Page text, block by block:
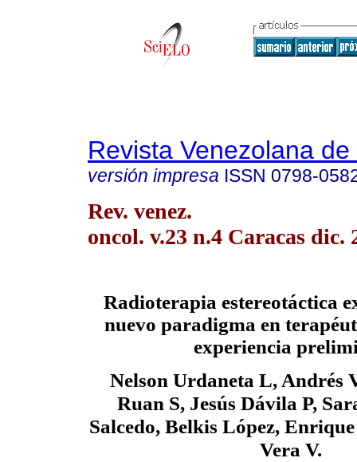
Revista Venezolana
versión impresa ISSN 0798-
Rev. venez.
oncol. v.23 n.4 Caracas dic.
Radioterapia estereotáctica
nuevo paradigma en
experiencia
Nelson Urdaneta L, Andrés
Ruan S, Jesús Dávila P,
Salcedo, Belkis López,
Vera V.